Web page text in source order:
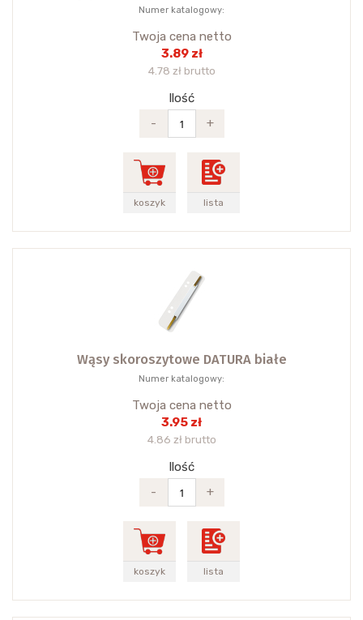
Numer katalogowy:
Twoja cena netto
3.89 zł
4.78 zł brutto
Ilość
-
+
koszyk lista
Wąsy skoroszytowe DATURA białe
Numer katalogowy:
Twoja cena netto
3.95 zł
4.86 zł brutto
Ilość
-
+
koszyk lista